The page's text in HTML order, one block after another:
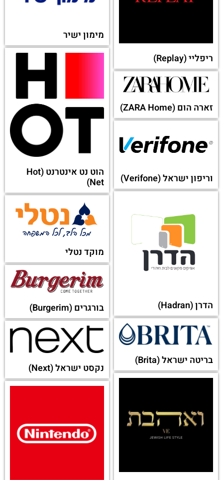
ריפליי (Replay)
מימון ישיר
זארה הום (ZARA Home)
הוט נט אינטרנט (Hot
Net) וריפון ישראל (Verifone)
מוקד נטלי
הדרן (Hadran) בורגרים (Burgerim)
בריטה ישראל (Brita)
נקסט ישראל (Next)